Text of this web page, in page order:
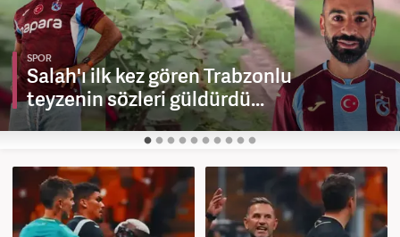
SPOR
Salah'ı ilk kez gören Trabzonlu
teyzenin sözleri güldürdü...